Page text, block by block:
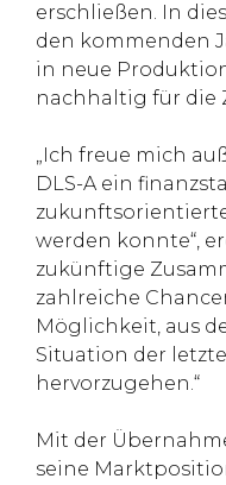
erschließen. In
den kommenden
in neue
nachhaltig für die
„Ich freue mich
DLS-A ein
werden konnte“,
zukünftige
zahlreiche
Möglichkeit, aus
Situation der
hervorzugehen.“
Mit der
seine